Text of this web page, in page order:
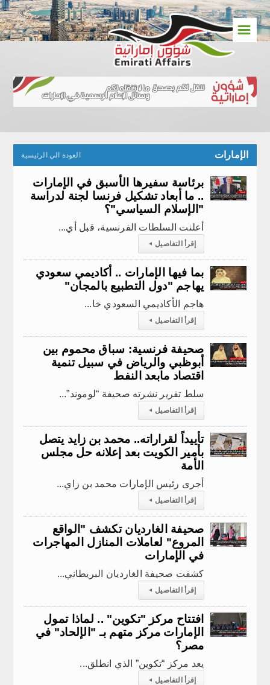
☰
العودة الي الرئيسية الإمارات
برئاسة سفيرها الأسبق في الإمارات
.. ما أبعاد تشكيل فرنسا لجنة لدراسة
"الإسلام السياسي"؟
أعلنت السلطات الفرنسية، قبل أي...
إقرأ التفاصيل ◂
بما فيها الإمارات .. أكاديمي سعودي
يهاجم "دول التطبيع بالمجان"
​ هاجم الأكاديمي السعودي خا...
إقرأ التفاصيل ◂
صحيفة فرنسية: سباق محموم بين
أبوظبي والرياض في سبيل تنمية
اقتصاد مابعد النفط
سلط تقرير نشرته صحيفة “لوموند”...
إقرأ التفاصيل ◂
تأييداً لقراراته.. محمد بن زايد يتصل
بأمير الكويت بعد إعلانه حل مجلس
الأمة
أجرى رئيس الإمارات محمد بن زاي...
إقرأ التفاصيل ◂
صحيفة الغارديان تكشف "الواقع
المروع" لعاملات المنازل المهاجرات
في الإمارات
كشفت صحيفة الغارديان البريطاني...
إقرأ التفاصيل ◂
افتتاح مركز "تكوين" .. لماذا تمول
الإمارات مركز متهم بـ "الإلحاد" في
مصر؟
​ يعد مركز “تكوين” الذي انطلق...
إقرأ التفاصيل ◂